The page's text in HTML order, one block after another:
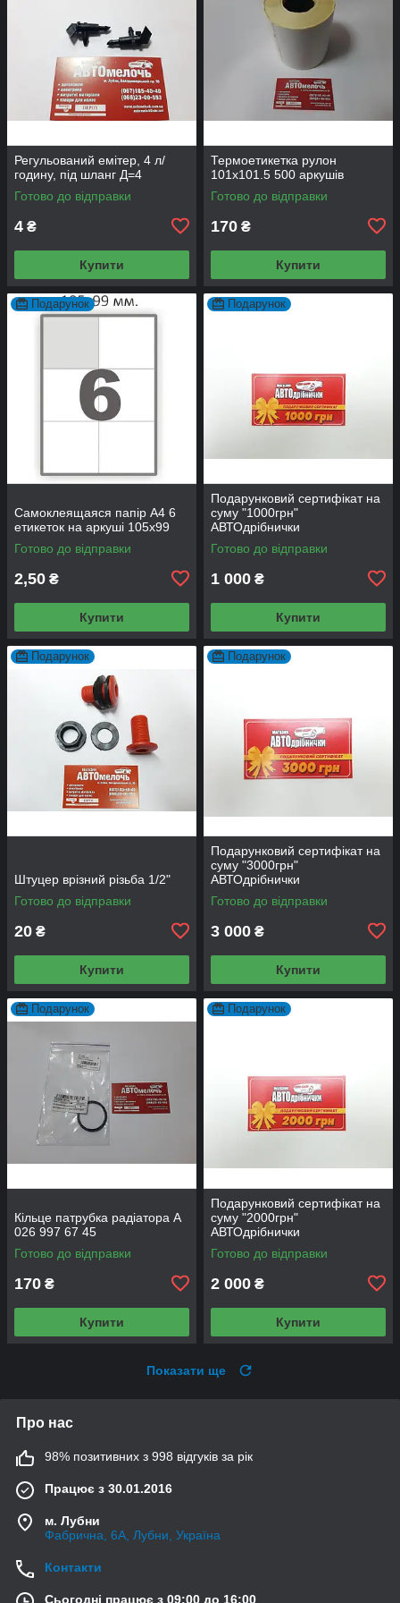
Регульований емітер, 4 л/
годину, під шланг Д=4
Готово до відправки
4 ₴
Купити
Термоетикетка рулон
101х101.5 500 аркушів
Готово до відправки
170 ₴
Купити
Подарунок
Самоклеящаяся папір А4 6
етикеток на аркуші 105х99
Готово до відправки
2,50 ₴
Купити
Подарунок
Подарунковий сертифікат на
суму "1000грн"
АВТОдрібнички
Готово до відправки
1 000 ₴
Купити
Подарунок
Штуцер врізний різьба 1/2"
Готово до відправки
20 ₴
Купити
Подарунок
Подарунковий сертифікат на
суму "3000грн"
АВТОдрібнички
Готово до відправки
3 000 ₴
Купити
Подарунок
Кільце патрубка радіатора A
026 997 67 45
Готово до відправки
170 ₴
Купити
Подарунок
Подарунковий сертифікат на
суму "2000грн"
АВТОдрібнички
Готово до відправки
2 000 ₴
Купити
Показати ще
Про нас
98% позитивних з 998 відгуків за рік
Працює з 30.01.2016
м. Лубни
Фабрична, 6А, Лубни, Україна
Контакти
Сьогодні працює з 09:00 до 16:00